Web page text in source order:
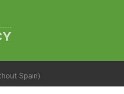
Spain)